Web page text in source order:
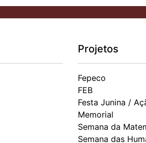
Projetos
Fepeco
FEB
Festa Junina /
Memorial
Semana da
Semana das